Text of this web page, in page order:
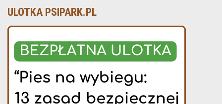
ULOTKA PSIPARK.PL